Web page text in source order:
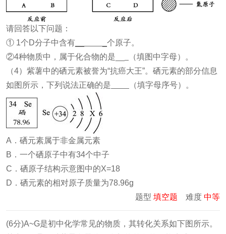
请回答以下问题：
① 1个D分子中含有
个原子。
②4种物质中，属于化合物的是__
（填图中字母）。
（4）紫薯中的硒元素被誉为“抗癌大王”。硒元素的部分信息
如图所示，下列说法正确的是
（填字母序号）。
A．硒元素属于非金属元素
B．一个硒原子中有34个中子
C．硒原子结构示意图中的X=18
D．硒元素的相对原子质量为78.96g
题型 填空题 难度 中等
(6分)A~G是初中化学常见的物质，其转化关系如下图所示。